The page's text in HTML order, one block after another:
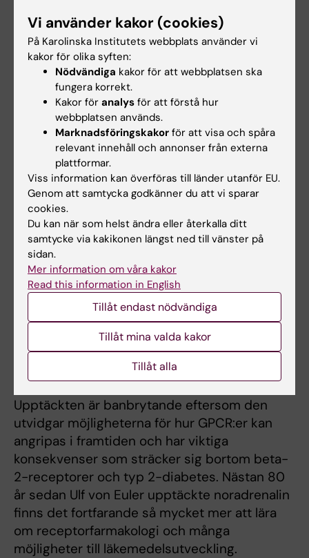
I djurstudier har flera av de utvecklade
molekylerna visat sig ha goda effekter på
både blodsockerkontroll och
kroppssammansättning, men utan de
biverkningar som förknippas med dagens
allmänt förskrivna GLP-1-baserade läkemedel
som är kända för att ha gastrointestinala
biverkningar och minska muskelmassan. En
första klinisk fas I-studie med 48 friska
försökspersoner och 25 personer med typ 2-
diabetes visade att behandlingen tolererades
väl i människa.
Efter dessa uppmuntrande resultat är nästa
steg en större klinisk fas II-studie som
planeras av Atrogi AB, det företag som
utvecklar behandlingen. Syftet med studien är
att se om samma positiva effekter som setts i
prekliniska modeller även uppträder hos
personer med typ 2-diabetes eller fetma.
Upptäckten är banbrytande eftersom den
utvidgar möjligheterna för hur GPCR:er kan
angripas i framtiden och har viktiga
konsekvenser som sträcker sig bortom beta-
2-receptorer och typ 2-diabetes. Nästan 80
år sedan Ulf von Euler upptäckte noradrenalin
finns det fortfarande så mycket mer att lära
om receptorfarmakologi och många
möjligheter till läkemedelsutveckling.
Vi använder kakor (cookies)
På Karolinska Institutets webbplats använder vi
kakor för olika syften:
Nödvändiga kakor för att webbplatsen ska
fungera korrekt.
Kakor för analys för att förstå hur
webbplatsen används.
Marknadsföringskakor för att visa och spåra
relevant innehåll och annonser från externa
plattformar.
Viss information kan överföras till länder utanför EU.
Genom att samtycka godkänner du att vi sparar
cookies.
Du kan när som helst ändra eller återkalla ditt
samtycke via kakikonen längst ned till vänster på
sidan.
Mer information om våra kakor
Read this information in English
Tillåt endast nödvändiga
Tillåt mina valda kakor
Tillåt alla